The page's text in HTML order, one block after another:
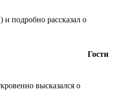
подробно рассказал о
высказался о
Гости